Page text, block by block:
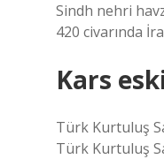
Sindh nehri
420 civarında
Kars
Türk Kurtuluş
Türk Kurtuluş